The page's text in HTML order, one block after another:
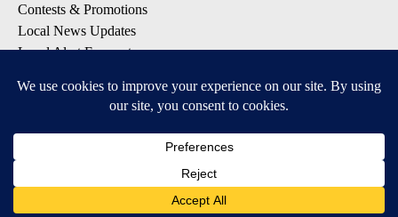
Contests & Promotions
Local News Updates
Local Alert Forecast
DOWNLOAD: KTVZ APPS